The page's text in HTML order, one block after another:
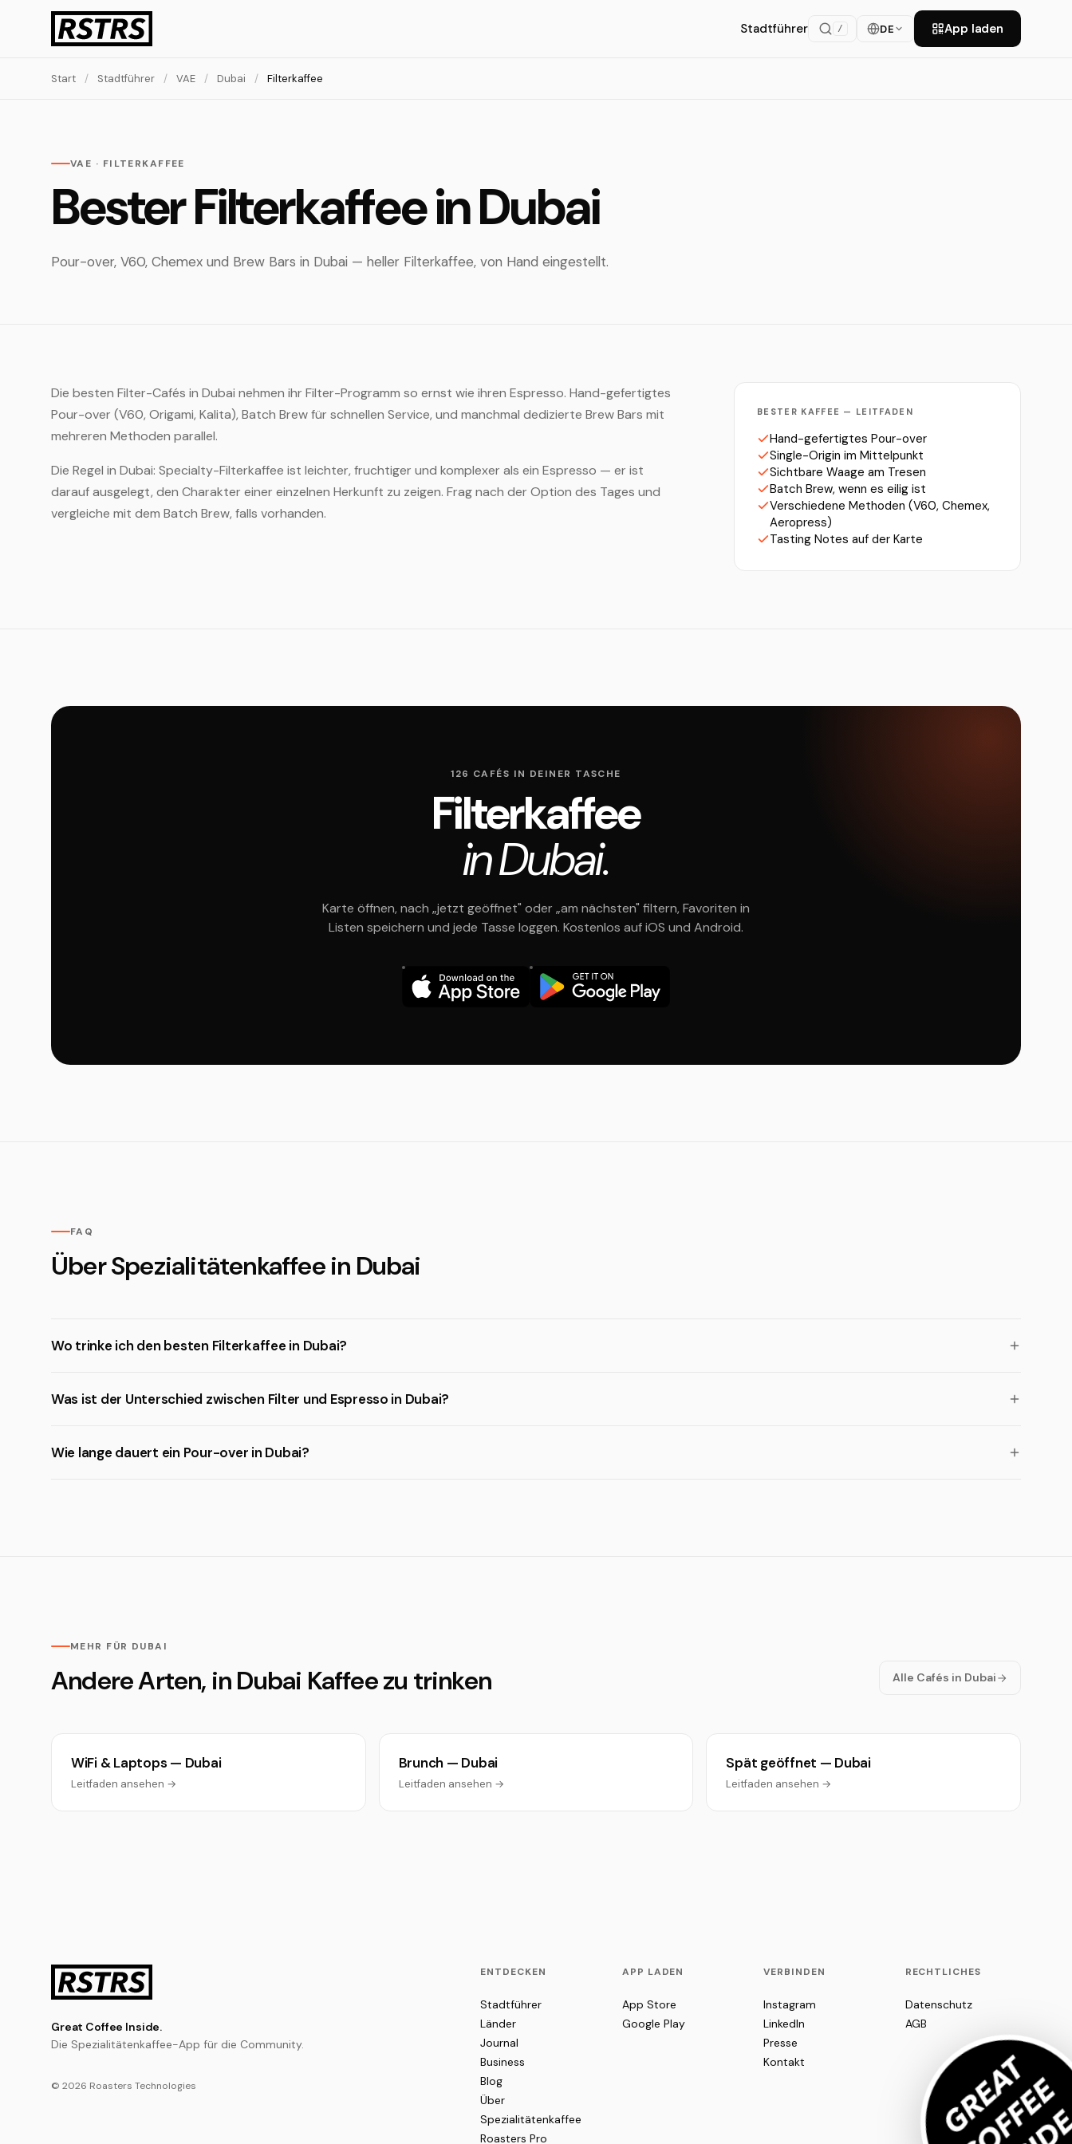
Stadtführer / DE App laden
Start / Stadtführer / VAE / Dubai / Filterkaffee
VAE · FILTERKAFFEE
Bester Filterkaffee in Dubai
Pour-over, V60, Chemex und Brew Bars in Dubai — heller Filterkaffee, von Hand eingestellt.
Die besten Filter-Cafés in Dubai nehmen ihr Filter-Programm so ernst wie ihren Espresso. Hand-gefertigtes
Pour-over (V60, Origami, Kalita), Batch Brew für schnellen Service, und manchmal dedizierte Brew Bars mit
mehreren Methoden parallel.
Die Regel in Dubai: Specialty-Filterkaffee ist leichter, fruchtiger und komplexer als ein Espresso — er ist
darauf ausgelegt, den Charakter einer einzelnen Herkunft zu zeigen. Frag nach der Option des Tages und
vergleiche mit dem Batch Brew, falls vorhanden.
BESTER KAFFEE — LEITFADEN
Hand-gefertigtes Pour-over
Single-Origin im Mittelpunkt
Sichtbare Waage am Tresen
Batch Brew, wenn es eilig ist
Verschiedene Methoden (V60, Chemex,
Aeropress)
Tasting Notes auf der Karte
126 CAFÉS IN DEINER TASCHE
Filterkaffee
in Dubai.
Karte öffnen, nach „jetzt geöffnet" oder „am nächsten" filtern, Favoriten in
Listen speichern und jede Tasse loggen. Kostenlos auf iOS und Android.
FAQ
Über Spezialitätenkaffee in Dubai
Wo trinke ich den besten Filterkaffee in Dubai?
Was ist der Unterschied zwischen Filter und Espresso in Dubai?
Wie lange dauert ein Pour-over in Dubai?
MEHR FÜR DUBAI
Andere Arten, in Dubai Kaffee zu trinken Alle Cafés in Dubai
WiFi & Laptops — Dubai
Leitfaden ansehen →
Brunch — Dubai
Leitfaden ansehen →
Spät geöffnet — Dubai
Leitfaden ansehen →
Great Coffee Inside.
Die Spezialitätenkaffee-App für die Community.
© 2026 Roasters Technologies
ENTDECKEN
Stadtführer
Länder
Journal
Business
Blog
Über
Spezialitätenkaffee
Roasters Pro
APP LADEN
App Store
Google Play
VERBINDEN
Instagram
LinkedIn
Presse
Kontakt
RECHTLICHES
Datenschutz
AGB